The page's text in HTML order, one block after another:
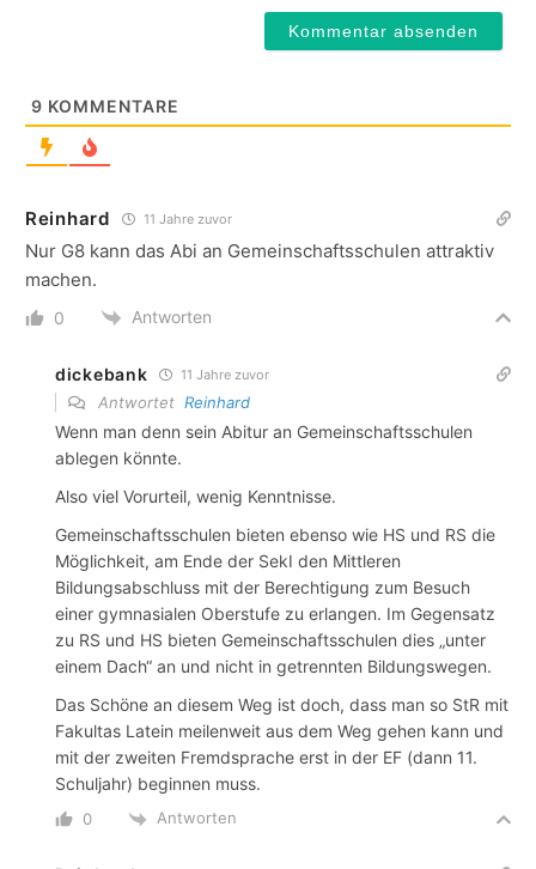
9 KOMMENTARE
Reinhard 11 Jahre zuvor
Nur G8 kann das Abi an Gemeinschaftsschulen attraktiv
machen.
0 Antworten
dickebank 11 Jahre zuvor
Antwortet Reinhard
Wenn man denn sein Abitur an Gemeinschaftsschulen
ablegen könnte.
Also viel Vorurteil, wenig Kenntnisse.
Gemeinschaftsschulen bieten ebenso wie HS und RS die
Möglichkeit, am Ende der SekI den Mittleren
Bildungsabschluss mit der Berechtigung zum Besuch
einer gymnasialen Oberstufe zu erlangen. Im Gegensatz
zu RS und HS bieten Gemeinschaftsschulen dies „unter
einem Dach“ an und nicht in getrennten Bildungswegen.
Das Schöne an diesem Weg ist doch, dass man so StR mit
Fakultas Latein meilenweit aus dem Weg gehen kann und
mit der zweiten Fremdsprache erst in der EF (dann 11.
Schuljahr) beginnen muss.
0 Antworten